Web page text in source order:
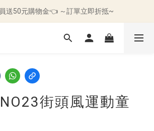
運｜🌪️現貨快速出貨｜⏰十日鑑賞期
送50元購物金👈 ～訂單立即折抵~
運｜🌪️現貨快速出貨｜⏰十日鑑賞期
街頭風運動童